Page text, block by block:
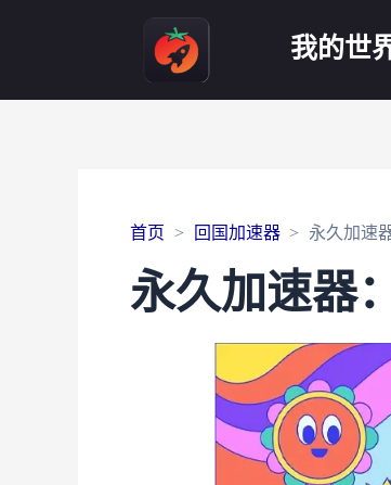
我的世
首页 回国加速器 永久加速
永久加速器